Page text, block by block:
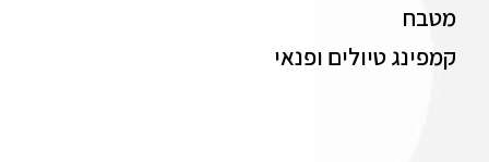
מטבח
קמפינג טיולים ופנאי